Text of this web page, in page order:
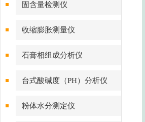
固含量检测仪
收缩膨胀测量仪
石膏相组成分析仪
台式酸碱度（PH）分析仪
粉体水分测定仪